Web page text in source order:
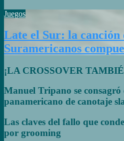
Juegos
Late el Sur: la canción
Suramericanos
¡LA CROSSOVER
Manuel Tripano se consagró
panamericano de canotaje
Las claves del fallo que
por grooming